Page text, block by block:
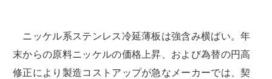
ニッケル系ステンレス冷延薄板は強含み横ばい。年
末からの原料ニッケルの価格上昇、および為替の円高
修正により製造コストアップが急なメーカーでは、契